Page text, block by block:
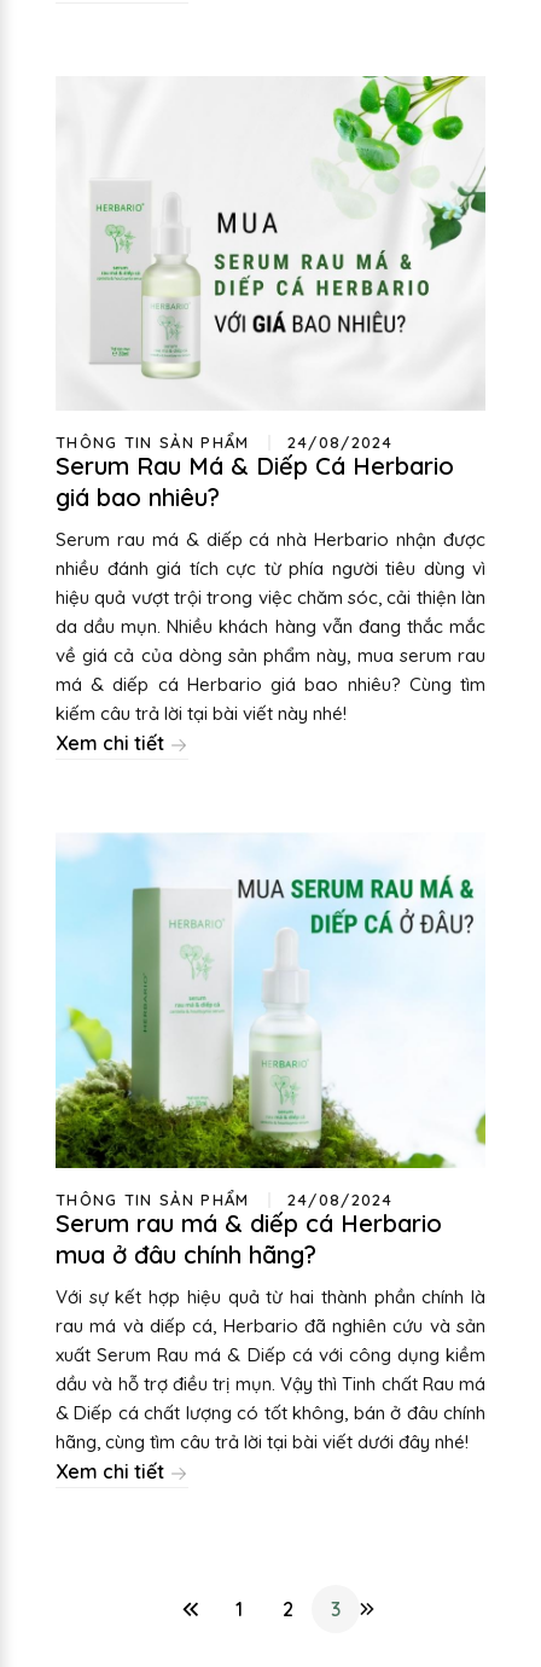
THÔNG TIN SẢN PHẨM 24/08/2024
Serum Rau Má & Diếp Cá Herbario
giá bao nhiêu?
Serum rau má & diếp cá nhà Herbario nhận được
nhiều đánh giá tích cực từ phía người tiêu dùng vì
hiệu quả vượt trội trong việc chăm sóc, cải thiện làn
da dầu mụn. Nhiều khách hàng vẫn đang thắc mắc
về giá cả của dòng sản phẩm này, mua serum rau
má & diếp cá Herbario giá bao nhiêu? Cùng tìm
kiếm câu trả lời tại bài viết này nhé!
Xem chi tiết
THÔNG TIN SẢN PHẨM 24/08/2024
Serum rau má & diếp cá Herbario
mua ở đâu chính hãng?
Với sự kết hợp hiệu quả từ hai thành phần chính là
rau má và diếp cá, Herbario đã nghiên cứu và sản
xuất Serum Rau má & Diếp cá với công dụng kiềm
dầu và hỗ trợ điều trị mụn. Vậy thì Tinh chất Rau má
& Diếp cá chất lượng có tốt không, bán ở đâu chính
hãng, cùng tìm câu trả lời tại bài viết dưới đây nhé!
Xem chi tiết
1 2 3